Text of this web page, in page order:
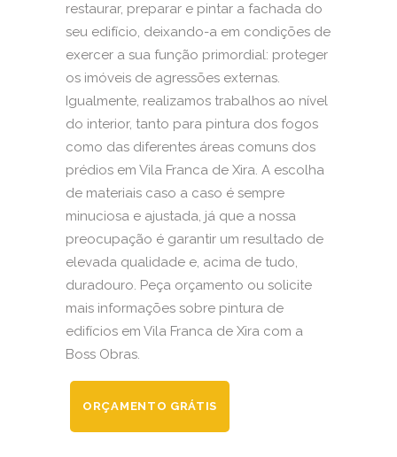
restaurar, preparar e pintar a fachada do
seu edifício, deixando-a em condições de
exercer a sua função primordial: proteger
os imóveis de agressões externas.
Igualmente, realizamos trabalhos ao nível
do interior, tanto para pintura dos fogos
como das diferentes áreas comuns dos
prédios em Vila Franca de Xira. A escolha
de materiais caso a caso é sempre
minuciosa e ajustada, já que a nossa
preocupação é garantir um resultado de
elevada qualidade e, acima de tudo,
duradouro. Peça orçamento ou solicite
mais informações sobre pintura de
edifícios em Vila Franca de Xira com a
Boss Obras.
ORÇAMENTO GRÁTIS